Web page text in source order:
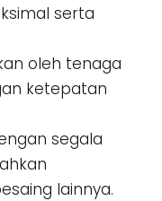
serta
oleh tenaga
ketepatan
segala
lainnya.